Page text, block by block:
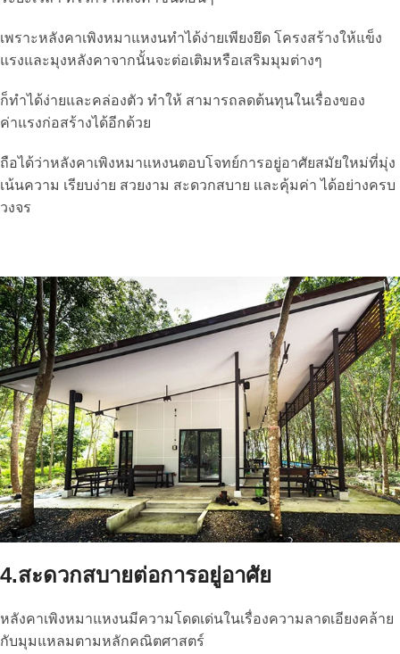
เพราะหลังคาเพิงหมาแหงนทำได้ง่ายเพียงยึด โครงสร้างให้แข็ง
แรงและมุงหลังคาจากนั้นจะต่อเติมหรือเสริมมุมต่างๆ
ก็ทำได้ง่ายและคล่องตัว ทำให้ สามารถลดต้นทุนในเรื่องของ
ค่าแรงก่อสร้างได้อีกด้วย
ถือได้ว่าหลังคาเพิงหมาแหงนตอบโจทย์การอยู่อาศัยสมัยใหม่ที่มุ่ง
เน้นความ เรียบง่าย สวยงาม สะดวกสบาย และคุ้มค่า ได้อย่างครบ
วงจร
4.สะดวกสบายต่อการอยู่อาศัย
หลังคาเพิงหมาแหงนมีความโดดเด่นในเรื่องความลาดเอียงคล้าย
กับมุมแหลมตามหลักคณิตศาสตร์